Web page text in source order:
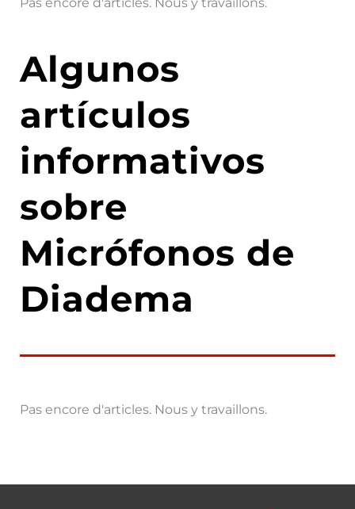
Algunos
artículos
informativos
sobre
Micrófonos de
Diadema
Pas encore d'articles. Nous y travaillons.